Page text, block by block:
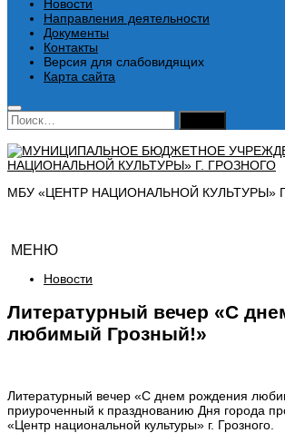
Новости
Направления деятельности
Документы
Контакты
Версия для слабовидящих
Карта сайта
Найти:
МБУ «ЦЕНТР НАЦИОНАЛЬНОЙ КУЛЬТУРЫ»
МЕНЮ
Новости
Литературный вечер «С
любимый Грозный!»
Литературный вечер «С днем рождения
приуроченный к празднованию Дня города
«Центр национальной культуры» г. Грозного.